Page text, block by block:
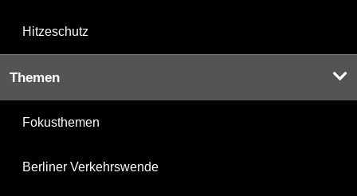
Hitzeschutz
Themen
Fokusthemen
Berliner Verkehrswende